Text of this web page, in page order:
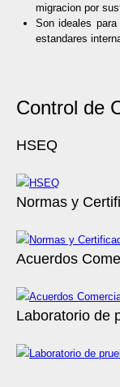
migracion por
Son ideales para
estandares
Control de
HSEQ
Normas y
Acuerdos
Laboratorio de